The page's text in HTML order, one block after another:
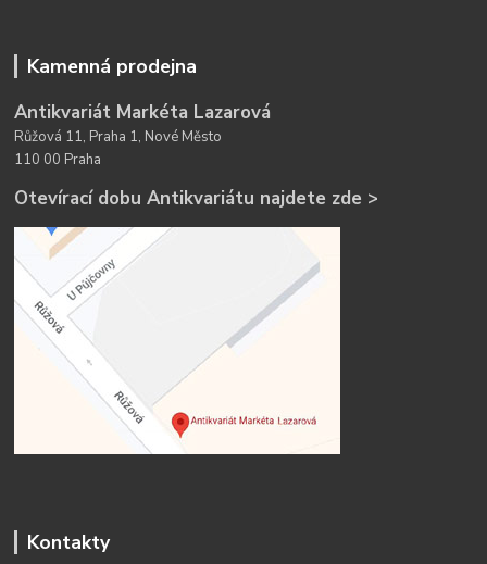
Kamenná prodejna
Antikvariát Markéta Lazarová
Růžová 11, Praha 1, Nové Město
110 00 Praha
Otevírací dobu Antikvariátu najdete zde >
Kontakty